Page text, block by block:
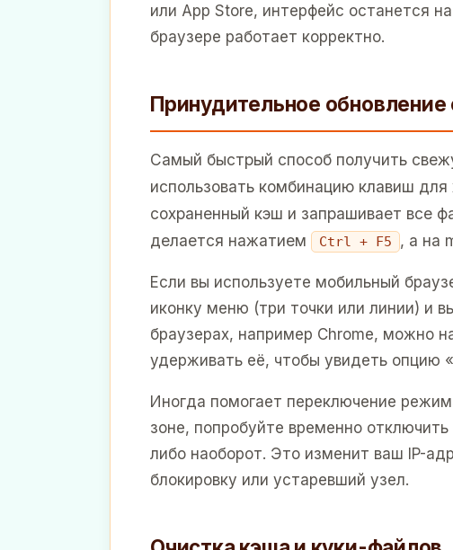
или App Store, интерфейс останется
браузере работает корректно.
Принудительное обновление
Самый быстрый способ получить
использовать комбинацию клавиш
сохраненный кэш и запрашивает все
делается нажатием
Ctrl + F5 , а на
Если вы используете мобильный
иконку меню (три точки или линии) и
браузерах, например Chrome, можно
удерживать её, чтобы увидеть опцию
Иногда помогает переключение
зоне, попробуйте временно
либо наоборот. Это изменит ваш IP-
блокировку или устаревший узел.